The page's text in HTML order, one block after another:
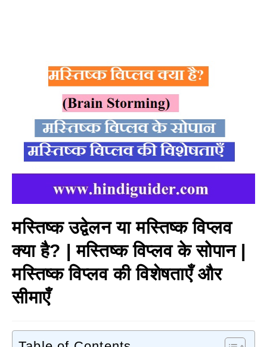
मस्तिष्क उद्वेलन या मस्तिष्क विप्लव
क्या है? | मस्तिष्क विप्लव के सोपान |
मस्तिष्क विप्लव की विशेषताएँ और
सीमाएँ